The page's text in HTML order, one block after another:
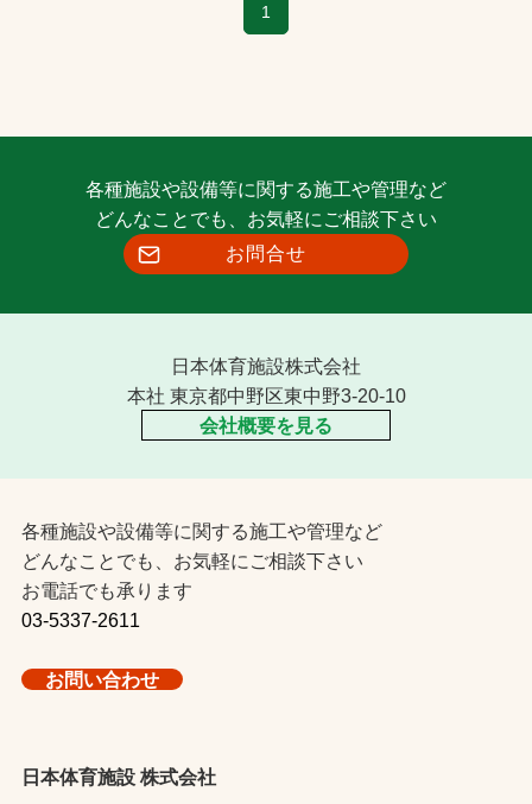
1
各種施設や設備等に関する施工や管理など
どんなことでも、お気軽にご相談下さい
お問合せ
日本体育施設株式会社
本社 東京都中野区東中野3-20-10
会社概要を見る
各種施設や設備等に関する施工や管理など
どんなことでも、お気軽にご相談下さい
お電話でも承ります
03-5337-2611
お問い合わせ
日本体育施設 株式会社